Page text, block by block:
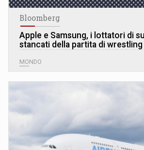
Bloomberg
Apple e Samsung, i lottatori di
stancati della partita di wrestling
MONDO